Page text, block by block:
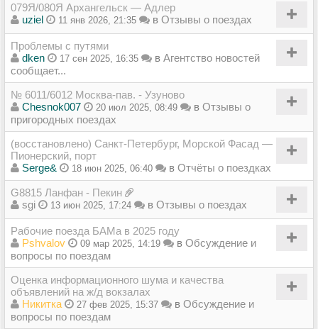
079Я/080Я Архангельск — Адлер
uziel
11 янв 2026, 21:35 в Отзывы о поездах
Проблемы с путями
dken
17 сен 2025, 16:35 в Агентство новостей
сообщает...
№ 6011/6012 Москва-пав. - Узуново
Chesnok007
20 июл 2025, 08:49 в Отзывы о
пригородных поездах
(восстановлено) Санкт-Петербург, Морской Фасад —
Пионерский, порт
Serge&
18 июн 2025, 06:40 в Отчёты о поездках
G8815 Ланфан - Пекин
sgi
13 июн 2025, 17:24 в Отзывы о поездах
Рабочие поезда БАМа в 2025 году
Pshvalov
09 мар 2025, 14:19 в Обсуждение и
вопросы по поездам
Оценка информационного шума и качества
объявлений на ж/д вокзалах
Никитка
27 фев 2025, 15:37 в Обсуждение и
вопросы по поездам